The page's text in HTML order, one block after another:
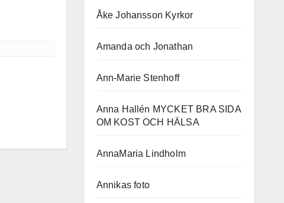
Åke Johansson Kyrkor
Amanda och Jonathan
Ann-Marie Stenhoff
Anna Hallén MYCKET BRA SIDA
OM KOST OCH HÄLSA
AnnaMaria Lindholm
Annikas foto